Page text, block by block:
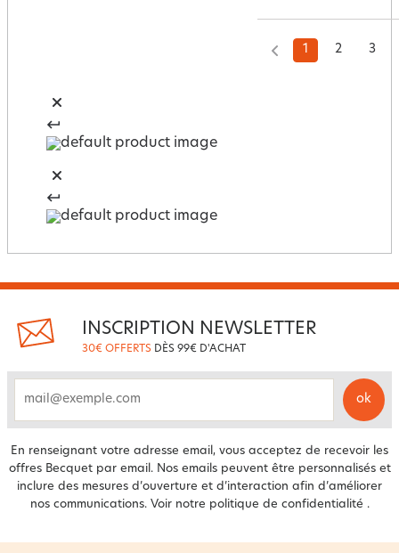
1 2 3
INSCRIPTION NEWSLETTER
30€ OFFERTS DÈS 99€ D'ACHAT
ok
En renseignant votre adresse email, vous acceptez de recevoir les
offres Becquet par email. Nos emails peuvent être personnalisés et
inclure des mesures d’ouverture et d’interaction afin d’améliorer
nos communications. Voir notre politique de confidentialité .